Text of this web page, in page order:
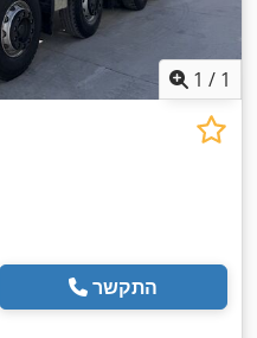
1 / 1
התקשר